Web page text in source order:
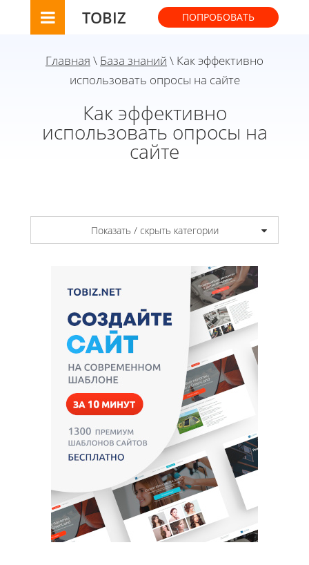
TOBIZ ПОПРОБОВАТЬ
Главная \ База знаний \ Как эффективно
использовать опросы на сайте
Как эффективно
использовать опросы на
сайте
Показать / скрыть категории